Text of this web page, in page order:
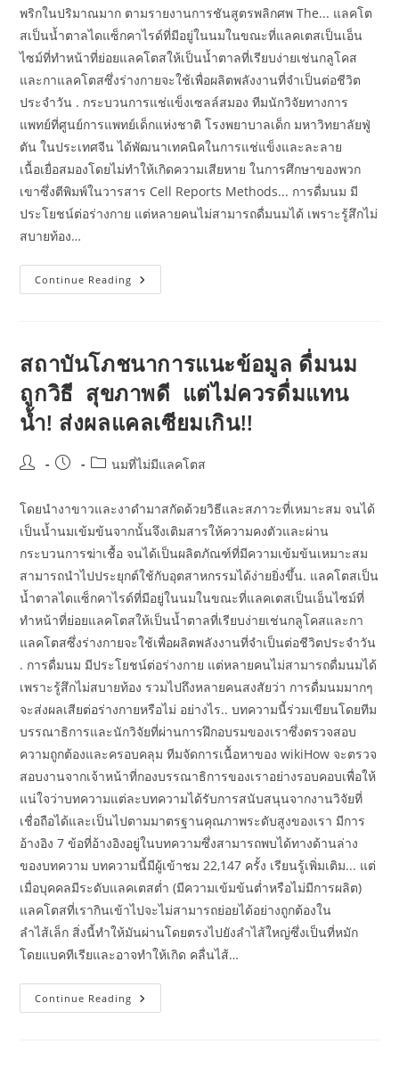
พริกในปริมาณมาก ตามรายงานการชันสูตรพลิกศพ The... แลคโต
สเป็นน้ำตาลไดแซ็กคาไรด์ที่มีอยู่ในนมในขณะที่แลคเตสเป็นเอ็น
ไซม์ที่ทำหน้าที่ย่อยแลคโตสให้เป็นน้ำตาลที่เรียบง่ายเช่นกลูโคส
และกาแลคโตสซึ่งร่างกายจะใช้เพื่อผลิตพลังงานที่จำเป็นต่อชีวิต
ประจำวัน . กระบวนการแช่แข็งเซลล์สมอง ทีมนักวิจัยทางการ
แพทย์ที่ศูนย์การแพทย์เด็กแห่งชาติ โรงพยาบาลเด็ก มหาวิทยาลัยฟู่
ตัน ในประเทศจีน ได้พัฒนาเทคนิคในการแช่แข็งและละลาย
เนื้อเยื่อสมองโดยไม่ทำให้เกิดความเสียหาย ในการศึกษาของพวก
เขาซึ่งตีพิมพ์ในวารสาร Cell Reports Methods... การดื่มนม มี
ประโยชน์ต่อร่างกาย แต่หลายคนไม่สามารถดื่มนมได้ เพราะรู้สึกไม่
สบายท้อง…
Continue Reading ซีพี-
เมจิ
ไรส์
ปราศจาก
ตาล
แลค
โตส
รส
2000
มล
สถาบันโภชนาการแนะข้อมูล ดื่มนม
ถูกวิธี สุขภาพดี แต่ไม่ควรดื่มแทน
น้ำ! ส่งผลแคลเซียมเกิน!!
Post
Post
Postนมที่ไม่มีแลคโตส
โดยนำงาขาวและงาดำมาสกัดด้วยวิธีและสภาวะที่เหมาะสม จนได้
เป็นน้ำนมเข้มข้นจากนั้นจึงเติมสารให้ความคงตัวและผ่าน
กระบวนการฆ่าเชื้อ จนได้เป็นผลิตภัณฑ์ที่มีความเข้มข้นเหมาะสม
สามารถนำไปประยุกต์ใช้กับอุตสาหกรรมได้ง่ายยิ่งขึ้น. แลคโตสเป็น
น้ำตาลไดแซ็กคาไรด์ที่มีอยู่ในนมในขณะที่แลคเตสเป็นเอ็นไซม์ที่
ทำหน้าที่ย่อยแลคโตสให้เป็นน้ำตาลที่เรียบง่ายเช่นกลูโคสและกา
แลคโตสซึ่งร่างกายจะใช้เพื่อผลิตพลังงานที่จำเป็นต่อชีวิตประจำวัน
. การดื่มนม มีประโยชน์ต่อร่างกาย แต่หลายคนไม่สามารถดื่มนมได้
เพราะรู้สึกไม่สบายท้อง รวมไปถึงหลายคนสงสัยว่า การดื่มนมมากๆ
จะส่งผลเสียต่อร่างกายหรือไม่ อย่างไร.. บทความนี้ร่วมเขียนโดยทีม
บรรณาธิการและนักวิจัยที่ผ่านการฝึกอบรมของเราซึ่งตรวจสอบ
ความถูกต้องและครอบคลุม ทีมจัดการเนื้อหาของ wikiHow จะตรวจ
สอบงานจากเจ้าหน้าที่กองบรรณาธิการของเราอย่างรอบคอบเพื่อให้
แน่ใจว่าบทความแต่ละบทความได้รับการสนับสนุนจากงานวิจัยที่
เชื่อถือได้และเป็นไปตามมาตรฐานคุณภาพระดับสูงของเรา มีการ
อ้างอิง 7 ข้อที่อ้างอิงอยู่ในบทความซึ่งสามารถพบได้ทางด้านล่าง
ของบทความ บทความนี้มีผู้เข้าชม 22,147 ครั้ง เรียนรู้เพิ่มเติม... แต่
เมื่อบุคคลมีระดับแลคเตสต่ำ (มีความเข้มข้นต่ำหรือไม่มีการผลิต)
แลคโตสที่เรากินเข้าไปจะไม่สามารถย่อยได้อย่างถูกต้องใน
ลำไส้เล็ก สิ่งนี้ทำให้มันผ่านโดยตรงไปยังลำไส้ใหญ่ซึ่งเป็นที่หมัก
โดยแบคทีเรียและอาจทำให้เกิด คลื่นไส้…
Continue Reading สถาบัน
โภชนาการ